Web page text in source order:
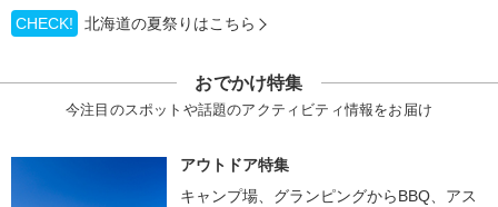
CHECK! 北海道の夏祭りはこちら
おでかけ特集
今注目のスポットや話題のアクティビティ情報をお届け
アウトドア特集
キャンプ場、グランピングからBBQ、アス